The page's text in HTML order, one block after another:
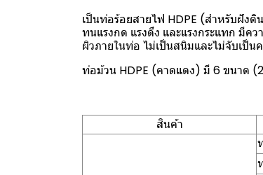
เป็นท่อร้อยสายไฟ HDPE (สำหรับฝัง
ทนแรงกด แรงดึง และแรงกระแทก มีค
ผิวภายในท่อ ไม่เป็นสนิมและไม่จับเป็น
ท่อม้วน HDPE (คาดแดง) มี 6 ขนาด
สินค้า